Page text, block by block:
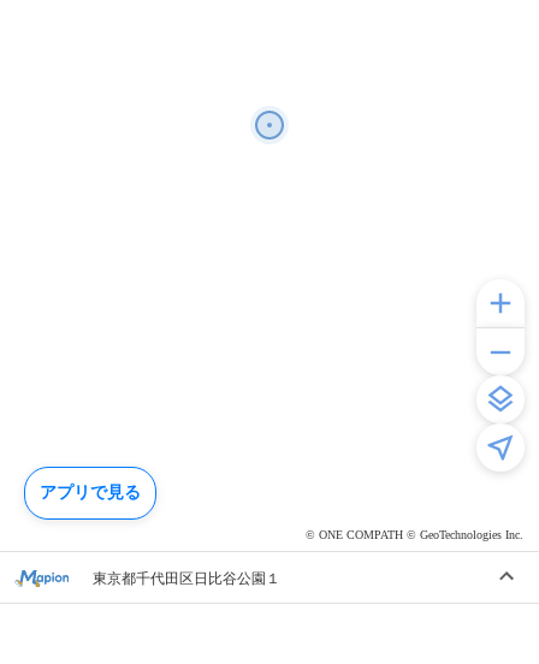
© ONE COMPATH © GeoTechnologies Inc.
東京都千代田区日比谷公園１
アプリで見る